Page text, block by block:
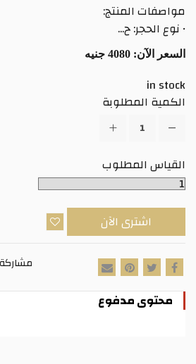
مواصفات المنتج:
• نوع الحجر: ح...
السعر الآن:
in stock
الكمية المطلوبة
القياس المطلوب
اشترى الآن
محتوى مدفوع